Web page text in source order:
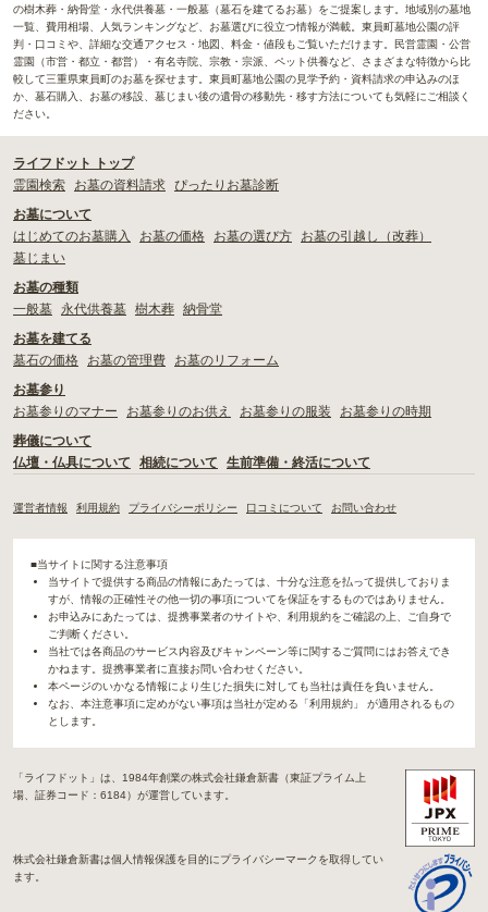
の樹木葬・納骨堂・永代供養墓・一般墓（墓石を建てるお墓）をご提案します。地域別の墓地
一覧、費用相場、人気ランキングなど、お墓選びに役立つ情報が満載。東員町墓地公園の評
判・口コミや、詳細な交通アクセス・地図、料金・値段もご覧いただけます。民営霊園・公営
霊園（市営・都立・都営）・有名寺院、宗教・宗派、ペット供養など、さまざまな特徴から比
較して三重県東員町のお墓を探せます。東員町墓地公園の見学予約・資料請求の申込みのほ
か、墓石購入、お墓の移設、墓じまい後の遺骨の移動先・移す方法についても気軽にご相談く
ださい。
ライフドット トップ
霊園検索
お墓の資料請求 ぴったりお墓診断
お墓について
はじめてのお墓購入
お墓の価格 お墓の選び方
お墓の引越し（改葬）
墓じまい
お墓の種類
一般墓
永代供養墓 樹木葬 納骨堂
お墓を建てる
墓石の価格
お墓の管理費
お墓のリフォーム
お墓参り
お墓参りのマナー
お墓参りのお供え お墓参りの服装
お墓参りの時期
葬儀について
仏壇・仏具について
相続について 生前準備・終活について
運営者情報 利用規約 プライバシーポリシー 口コミについて お問い合わせ
■当サイトに関する注意事項
当サイトで提供する商品の情報にあたっては、十分な注意を払って提供しておりま
すが、情報の正確性その他一切の事項についてを保証をするものではありません。
お申込みにあたっては、提携事業者のサイトや、利用規約をご確認の上、ご自身で
ご判断ください。
当社では各商品のサービス内容及びキャンペーン等に関するご質問にはお答えでき
かねます。提携事業者に直接お問い合わせください。
本ページのいかなる情報により生じた損失に対しても当社は責任を負いません。
なお、本注意事項に定めがない事項は当社が定める「利用規約」 が適用されるもの
とします。
「ライフドット」は、1984年創業の株式会社鎌倉新書（東証プライム上
場、証券コード：6184）が運営しています。
株式会社鎌倉新書は個人情報保護を目的にプライバシーマークを取得してい
ます。